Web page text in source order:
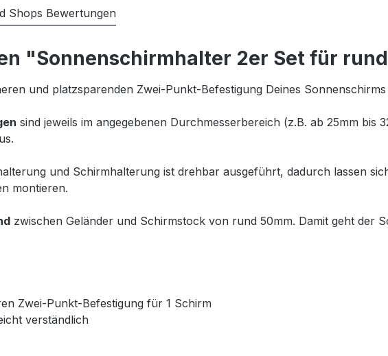
Shops Bewertungen
"Sonnenschirmhalter 2er Set für
und platzsparenden Zwei-Punkt-Befestigung Deines
sind jeweils im angegebenen Durchmesserbereich (z.B. ab 25mm bis
und Schirmhalterung ist drehbar ausgeführt, dadurch lassen
montieren.
zwischen Geländer und Schirmstock von rund 50mm. Damit geht der
Zwei-Punkt-Befestigung für 1 Schirm
verständlich